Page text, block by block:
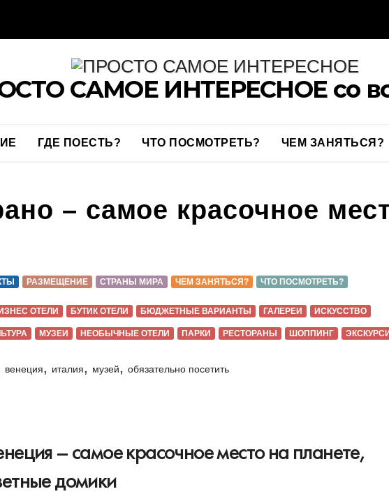
САМОЕ ИНТЕРЕСНОЕ со
ГДЕ ПОЕСТЬ? ЧТО ПОСМОТРЕТЬ? ЧЕМ ЗАНЯТЬСЯ?
– самое красочное
РАЗМЕЩЕНИЕ СТРАНЫ МИРА ЧЕМ ЗАНЯТЬСЯ? ЧТО ПОСМОТРЕТЬ?
ОТЕЛИ БУТИК ОТЕЛИ БЮДЖЕТНЫЕ ВАРИАНТЫ ГАЛЕРЕИ ИСКУССТВО
МУЗЕИ НЕОБЫЧНЫЕ ОТЕЛИ ПАРКИ РЕСТОРАНЫ ШОППИНГ
венеция, италия, музей, обязательно посетить
– самое красочное место на планете,
домики